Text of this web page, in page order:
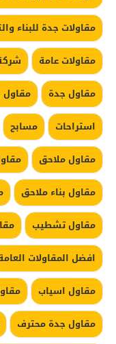
مقاولات جدة للبناء
مقاولات عامة
مقاول جدة
مقاول
استراحات
مسابح
مقاول ملاحق
مقاول بناء ملاحق
مقاول تشطيب
افضل المقاولات
مقاول اسياب
مقاول جدة محترف